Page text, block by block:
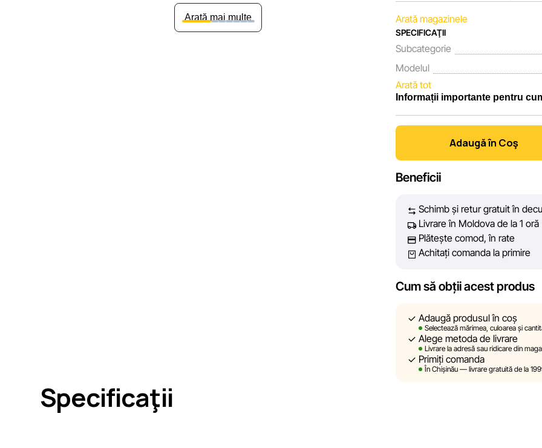
Arată mai multe Arată magazinele
SPECIFICAŢII
Subcategorie
Modelul
Arată tot
Informații importante pentru
Noi, echipa rețelei de magazine
fiecare zi depunem eforturi
prezentate pe site să fie cât mai
decizie de cumpărare.
Cu toate acestea, în ciuda
acuratețea absolută a tuturor
tehnice sau disfuncționalități. De
conținutul și actualitatea
Sportlandia își rezervă dreptul de
prealabilă, descrierile,
site sunt simulate și au un
sunt oferite exclusiv în scop
Prețurile produselor, precum și
Adaugă în Coş
Beneficii
Schimb și retur gratuit în
Livrare în Moldova de la 1 oră
Plătește comod, în rate
Achitați comanda la primire
Cum să obții acest produs
Adaugă produsul în coș
Selectează mărimea, culoarea și
Alege metoda de livrare
Livrare la adresă sau ridicare din
Primiți comanda
În Chișinău — livrare gratuită de la
Specificaţii